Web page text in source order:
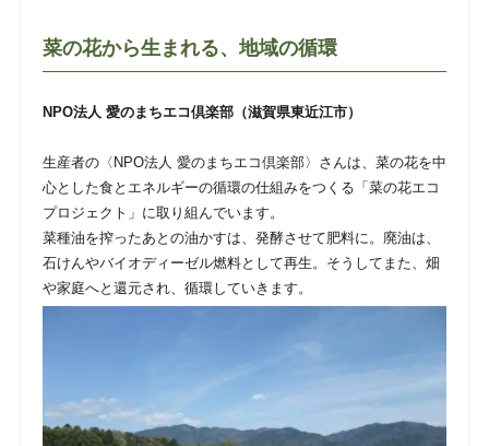
菜の花から生まれる、地域の循環
NPO法人 愛のまちエコ倶楽部（滋賀県東近江市）
生産者の〈NPO法人 愛のまちエコ倶楽部〉さんは、菜の花を中
心とした食とエネルギーの循環の仕組みをつくる「菜の花エコ
プロジェクト」に取り組んでいます。
菜種油を搾ったあとの油かすは、発酵させて肥料に。廃油は、
石けんやバイオディーゼル燃料として再生。そうしてまた、畑
や家庭へと還元され、循環していきます。